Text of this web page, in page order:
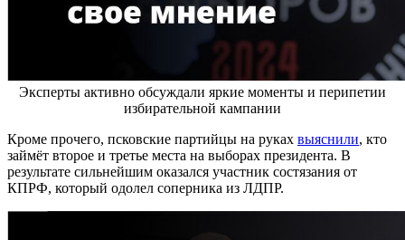
Эксперты активно обсуждали яркие моменты и перипетии
избирательной кампании
Кроме прочего, псковские партийцы на руках выяснили, кто
займёт второе и третье места на выборах президента. В
результате сильнейшим оказался участник состязания от
КПРФ, который одолел соперника из ЛДПР.